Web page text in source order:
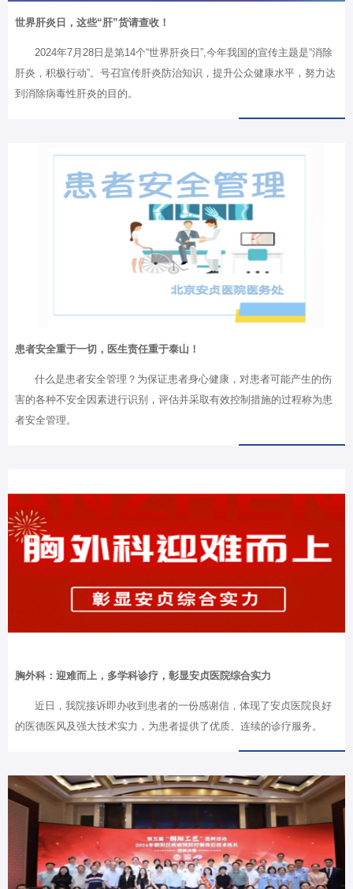
世界肝炎日，这些“肝”货请查收！
2024年7月28日是第14个“世界肝炎日”,今年我国的宣传主题是“消除
肝炎，积极行动”。号召宣传肝炎防治知识，提升公众健康水平，努力达
到消除病毒性肝炎的目的。
患者安全重于一切，医生责任重于泰山！
什么是患者安全管理？为保证患者身心健康，对患者可能产生的伤
害的各种不安全因素进行识别，评估并采取有效控制措施的过程称为患
者安全管理。
胸外科：迎难而上，多学科诊疗，彰显安贞医院综合实力
近日，我院接诉即办收到患者的一份感谢信，体现了安贞医院良好
的医德医风及强大技术实力，为患者提供了优质、连续的诊疗服务。